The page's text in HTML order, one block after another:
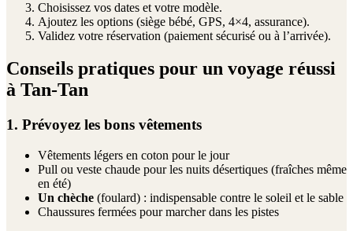
Choisissez vos dates et votre modèle.
Ajoutez les options (siège bébé, GPS, 4×4, assurance).
Validez votre réservation (paiement sécurisé ou à l’arrivée).
Conseils pratiques pour un voyage réussi
à Tan-Tan
1. Prévoyez les bons vêtements
Vêtements légers en coton pour le jour
Pull ou veste chaude pour les nuits désertiques (fraîches même
en été)
Un chèche (foulard) : indispensable contre le soleil et le sable
Chaussures fermées pour marcher dans les pistes